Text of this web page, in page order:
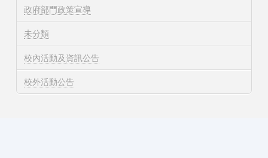
政府部門政策宣導
未分類
校內活動及資訊公告
校外活動公告